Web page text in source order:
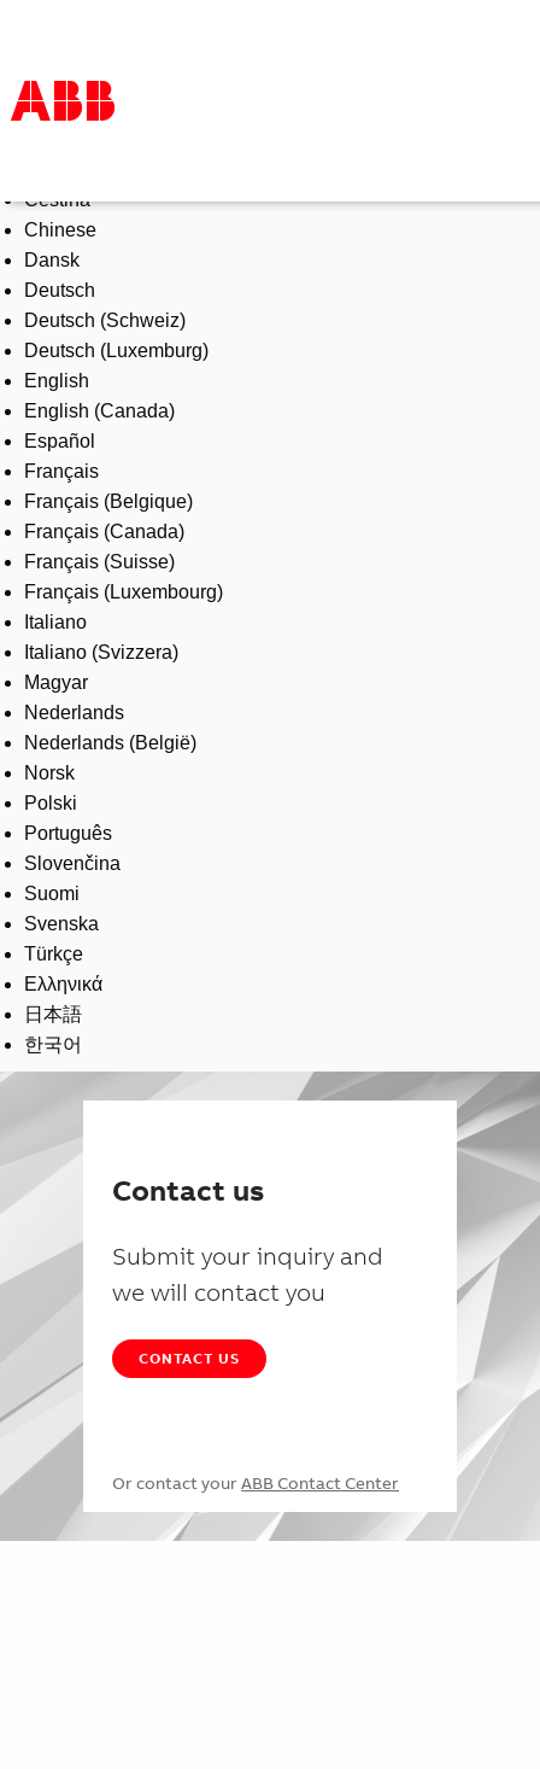
Products & Solutions
Industries
Services
About us
Where to buy
Contact us
Careers
Čeština
Chinese
Dansk
Deutsch
Deutsch (Schweiz)
Deutsch (Luxemburg)
English
English (Canada)
Español
Français
Français (Belgique)
Français (Canada)
Français (Suisse)
Français (Luxembourg)
Italiano
Italiano (Svizzera)
Magyar
Nederlands
Nederlands (België)
Norsk
Polski
Português
Slovenčina
Suomi
Svenska
Türkçe
Ελληνικά
日本語
한국어
Contact us
Submit your inquiry and
we will contact you
CONTACT US
Or contact your ABB Contact Center